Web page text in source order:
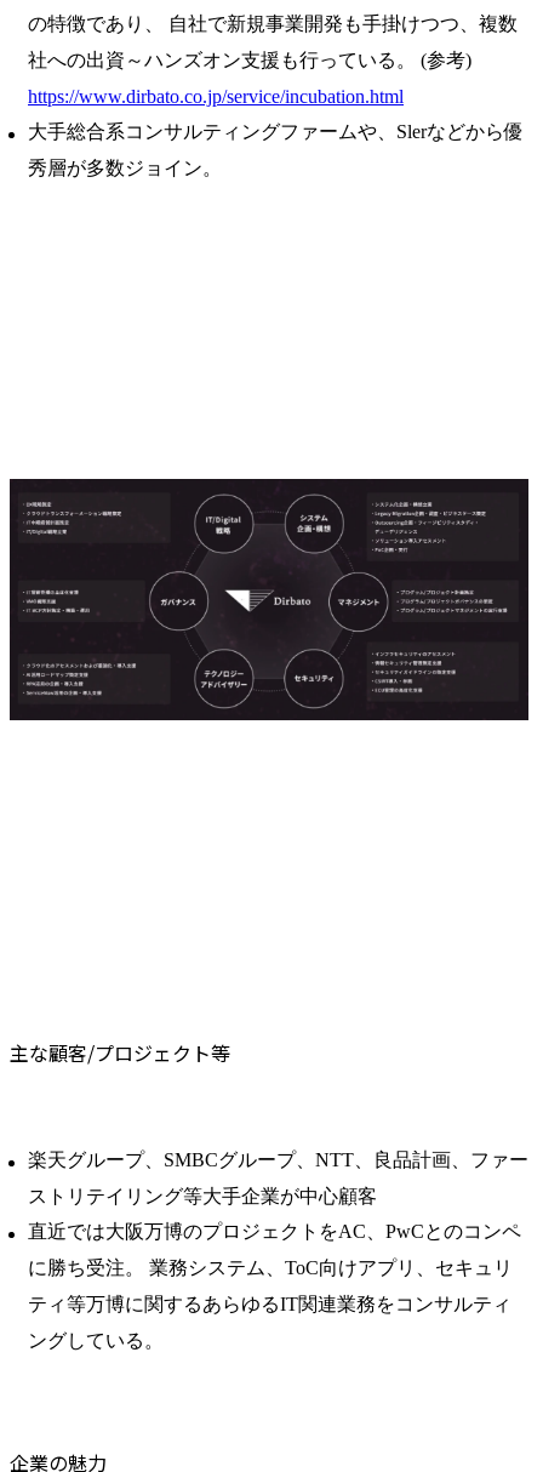
の特徴であり、 自社で新規事業開発も手掛けつつ、複数
社への出資～ハンズオン支援も行っている。 (参考)
https://www.dirbato.co.jp/service/incubation.html
大手総合系コンサルティングファームや、Slerなどから優
秀層が多数ジョイン。
主な顧客/プロジェクト等
楽天グループ、SMBCグループ、NTT、良品計画、ファー
ストリテイリング等大手企業が中心顧客
直近では大阪万博のプロジェクトをAC、PwCとのコンペ
に勝ち受注。 業務システム、ToC向けアプリ、セキュリ
ティ等万博に関するあらゆるIT関連業務をコンサルティ
ングしている。
企業の魅力